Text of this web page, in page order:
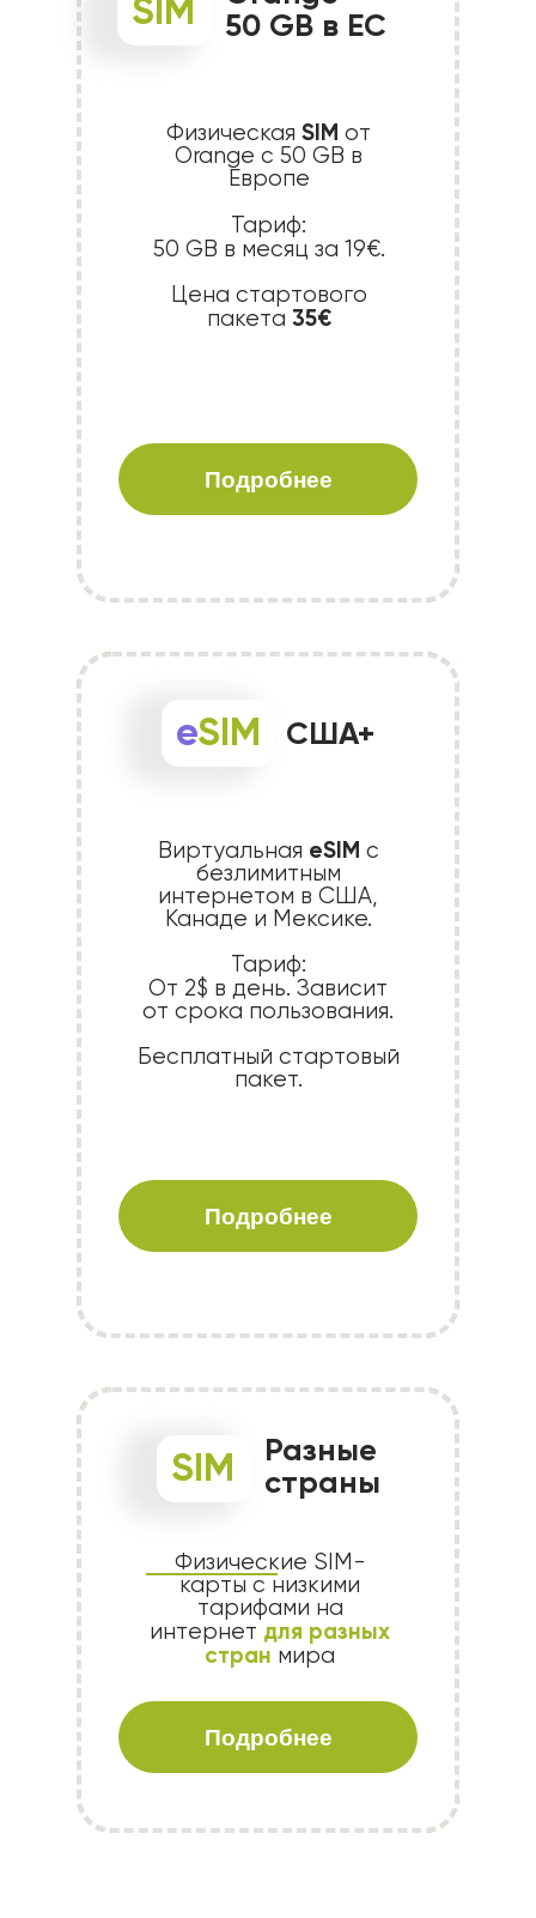
Виртуальная eSIM с
безлимитным
интернетом в США,
Канаде и Мексике.
Тариф:
От 2$ в день. Зависит
от срока пользования.
Бесплатный стартовый
пакет.
Подробнее
Физические SIM-
карты с низкими
тарифами на
интернет для разных
стран мира
Подробнее
eSIM США+
SIM
Разные
страны
Физическая SIM от
Orange с 50 GB в
Европе
Тариф:
50 GB в месяц за 19€.
Цена стартового
пакета 35€
Подробнее
SIM
50 GB в EC